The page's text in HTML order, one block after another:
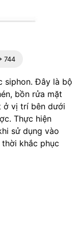
744
siphon. Đây là bộ
bồn rửa mặt
ở vị trí bên dưới
Thực hiện
sử dụng vào
khắc phục